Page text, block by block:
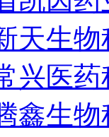
天生
兴医
鑫生